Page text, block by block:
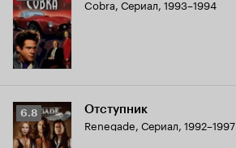
Кинопоиска
6.9
Cobra, Сериал, 1993–1994
Рейтинг
Кинопоиска
6.8
6.8 Отступник
Renegade, Сериал, 1992–1997